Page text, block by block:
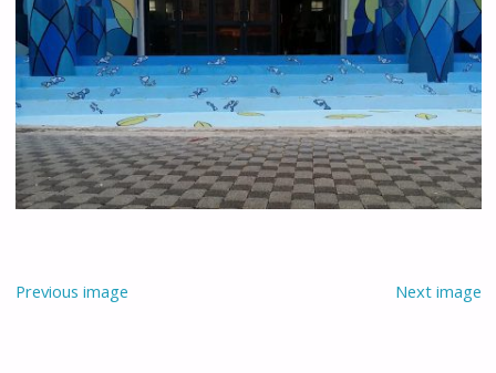
Previous image Next image